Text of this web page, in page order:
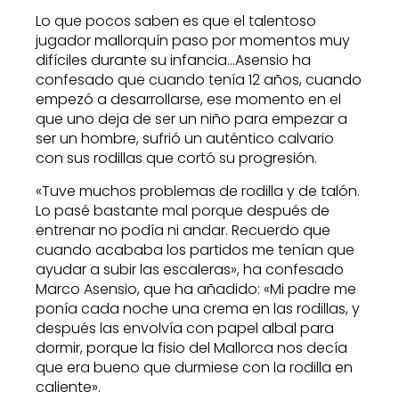
Lo que pocos saben es que el talentoso
jugador mallorquín paso por momentos muy
difíciles durante su infancia…Asensio ha
confesado que cuando tenía 12 años, cuando
empezó a desarrollarse, ese momento en el
que uno deja de ser un niño para empezar a
ser un hombre, sufrió un auténtico calvario
con sus rodillas que cortó su progresión.
«Tuve muchos problemas de rodilla y de talón.
Lo pasé bastante mal porque después de
entrenar no podía ni andar. Recuerdo que
cuando acababa los partidos me tenían que
ayudar a subir las escaleras», ha confesado
Marco Asensio, que ha añadido: «Mi padre me
ponía cada noche una crema en las rodillas, y
después las envolvía con papel albal para
dormir, porque la fisio del Mallorca nos decía
que era bueno que durmiese con la rodilla en
caliente».